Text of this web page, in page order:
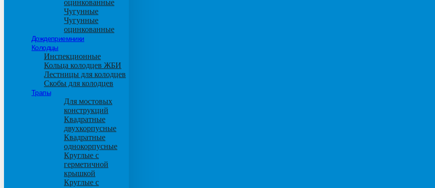
оцинкованные
Чугунные
Чугунные
оцинкованные
Дождеприемники
Колодцы
Инспекционные
Кольца колодцев ЖБИ
Лестницы для колодцев
Скобы для колодцев
Трапы
Для мостовых
конструкций
Квадратные
двухкорпусные
Квадратные
однокорпусные
Круглые с
герметичной
крышкой
Круглые с